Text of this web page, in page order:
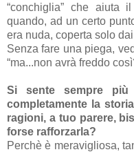
“conchiglia” che aiuta
quando, ad un certo
era nuda, coperta solo
Senza fare una piega,
“ma...non avrà freddo
Si sente sempre più
completamente la
ragioni, a tuo parere,
forse rafforzarla?
Perchè è meravigliosa,